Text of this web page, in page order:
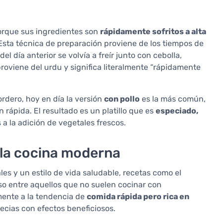
sus ingredientes son rápidamente sofritos a alta
técnica de preparación proviene de los tiempos de
día anterior se volvía a freír junto con cebolla,
del urdu y significa literalmente “rápidamente
hoy en día la versión con pollo es la más común,
rápida. El resultado es un platillo que es especiado,
la adición de vegetales frescos.
cocina moderna
y un estilo de vida saludable, recetas como el
entre aquellos que no suelen cocinar con
a la tendencia de comida rápida pero rica en
con efectos beneficiosos.